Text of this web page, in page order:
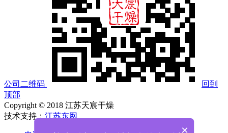
公司二维码
回到
顶部
Copyright © 2018 江苏天宸干燥
技术支持：江苏东网